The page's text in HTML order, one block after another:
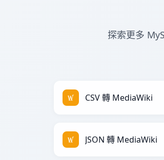
探索更多
CSV 轉 MediaWiki
JSON 轉 MediaWiki